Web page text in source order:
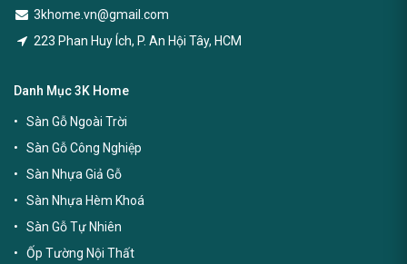
3khome.vn@gmail.com
223 Phan Huy Ích, P. An Hội Tây, HCM
Danh Mục 3K Home
Sàn Gỗ Ngoài Trời
Sàn Gỗ Công Nghiệp
Sàn Nhựa Giả Gỗ
Sàn Nhựa Hèm Khoá
Sàn Gỗ Tự Nhiên
Ốp Tường Nội Thất